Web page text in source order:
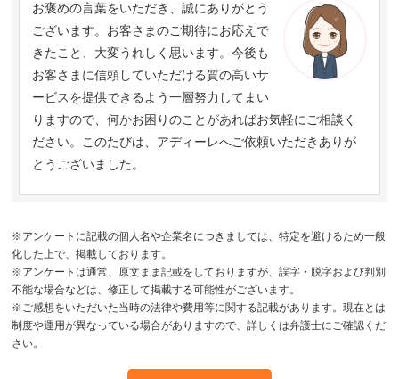
お褒めの言葉をいただき、誠にありがとう
ございます。お客さまのご期待にお応えで
きたこと、大変うれしく思います。今後も
お客さまに信頼していただける質の高いサ
ービスを提供できるよう一層努力してまい
りますので、何かお困りのことがあればお気軽にご相談く
ださい。このたびは、アディーレへご依頼いただきありが
とうございました。
※アンケートに記載の個人名や企業名につきましては、特定を避けるため一般
化した上で、掲載しております。
※アンケートは通常、原文まま記載をしておりますが、誤字・脱字および判別
不能な場合などは、修正して掲載する可能性がございます。
※ご感想をいただいた当時の法律や費用等に関する記載があります。現在とは
制度や運用が異なっている場合がありますので、詳しくは弁護士にご確認くだ
さい。